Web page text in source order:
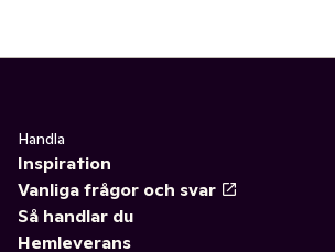
Handla
Inspiration
Vanliga frågor och svar
Så handlar du
Hemleverans